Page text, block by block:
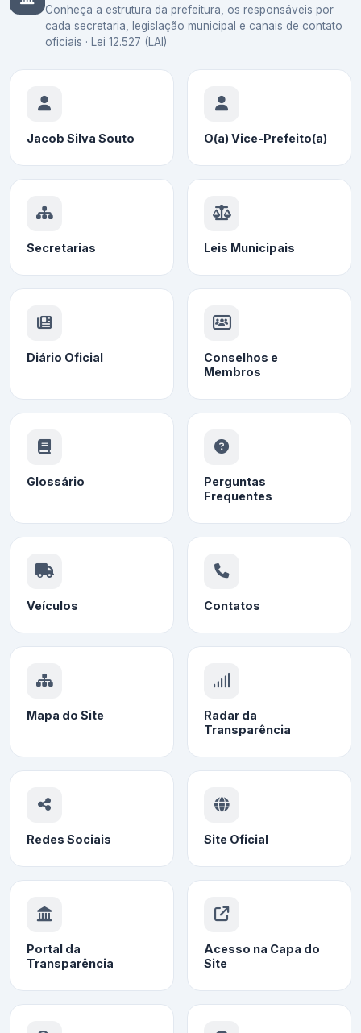
Conheça a estrutura da prefeitura, os responsáveis por
cada secretaria, legislação municipal e canais de contato
oficiais · Lei 12.527 (LAI)
Jacob Silva Souto O(a) Vice-Prefeito(a)
Secretarias Leis Municipais
Diário Oficial
Conselhos e
Membros
Glossário
Perguntas
Frequentes
Veículos Contatos
Mapa do Site
Radar da
Transparência
Redes Sociais Site Oficial
Portal da
Transparência
Acesso na Capa do
Site